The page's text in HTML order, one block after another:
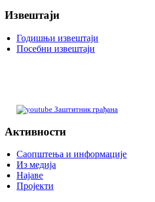
Извештаји
Годишњи извештаји
Посебни извештаји
Заштитник грађана
Активности
Саопштења и информације
Из медија
Најаве
Пројекти